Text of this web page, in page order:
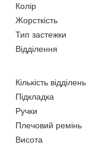
Колір
Жорсткість
Тип застежки
Відділення
Кількість відділень
Підкладка
Ручки
Плечовий ремінь
Висота